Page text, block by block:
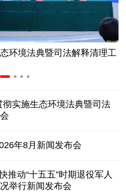
济 财政金融打出"组合拳"
扩张 行业运行韧性较强
与袭击俄领土证据
国劳动力市场正在走弱
弹 暴露“再军事化”野心
环境法典暨司法解释清理工
实施生态环境法典暨司法
年8月新闻发布会
推动“十五五”时期退役军人
举行新闻发布会